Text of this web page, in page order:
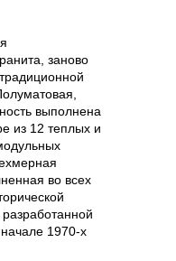
заново
выполнена
из 12 теплых и
во всех
1970-х